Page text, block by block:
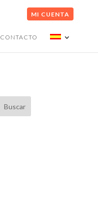
MI CUENTA
CONTACTO